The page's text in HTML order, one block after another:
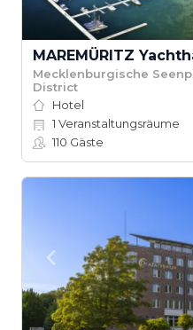
MAREMÜRITZ
Mecklenburgische
District
Hotel
1 Veranstaltungsräume
110 Gäste